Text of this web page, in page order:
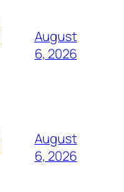
August
6, 2026
August
6, 2026